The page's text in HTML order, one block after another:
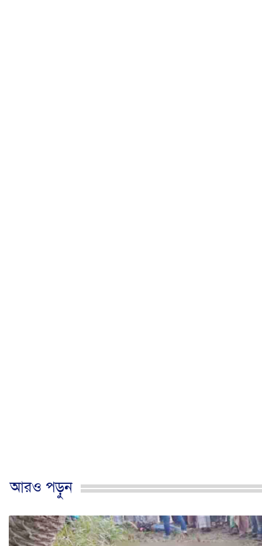
আরও পড়ুন